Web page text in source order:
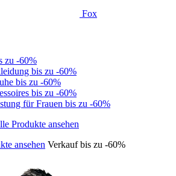
Fox
zu -60%
bis zu -60%
bis zu -60%
bis zu -60%
für Frauen bis zu -60%
ansehen Verkauf bis zu -60%